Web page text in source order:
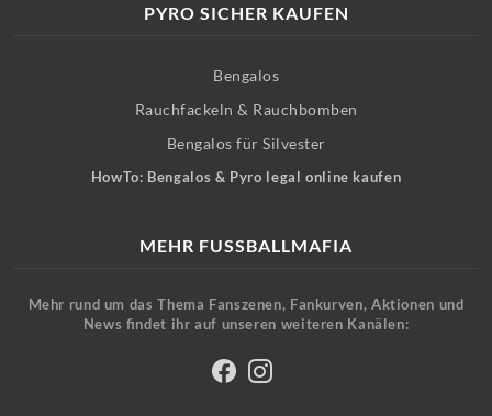
PYRO SICHER KAUFEN
Bengalos
Rauchfackeln & Rauchbomben
Bengalos für Silvester
HowTo: Bengalos & Pyro legal online kaufen
MEHR FUSSBALLMAFIA
Mehr rund um das Thema Fanszenen, Fankurven, Aktionen und
News findet ihr auf unseren weiteren Kanälen: